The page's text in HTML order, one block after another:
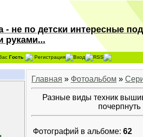
- не по детски интересные
руками...
Гость Регистрация Вход RSS
Главная » Фотоальбом »
Разные виды техник
Фотографий в альбоме: 62